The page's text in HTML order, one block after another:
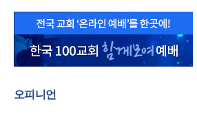
오피니언